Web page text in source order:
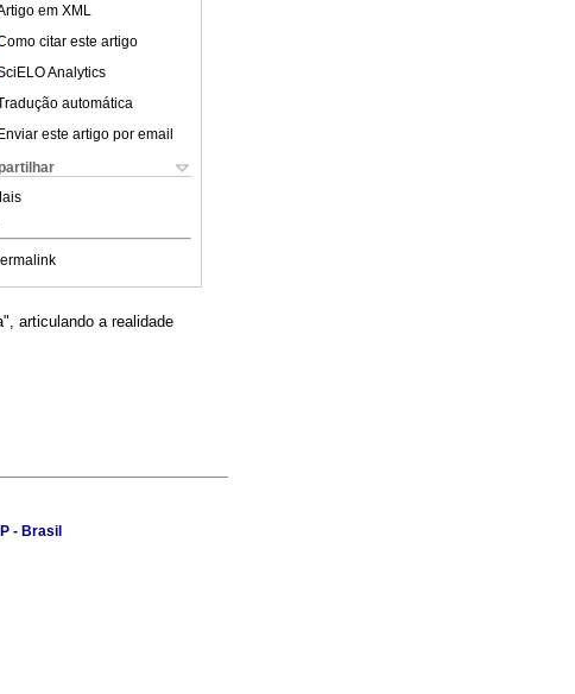
em XML
citar este artigo
Analytics
automática
este artigo por email
articulando a realidade
- Brasil